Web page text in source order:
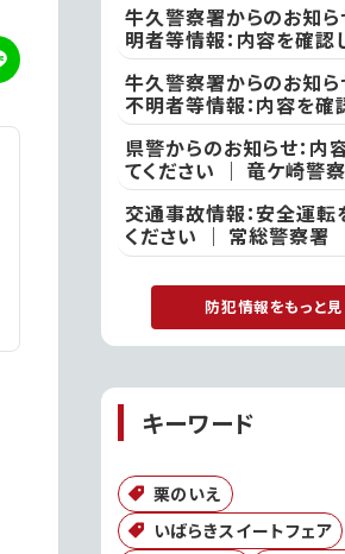
牛久警察署からのお知
明者等情報：内容を確認
い ｜ 牛久警察署
牛久警察署からのお知
不明者等情報：内容を確
さい ｜ 牛久警察署
県警からのお知らせ：内
てください ｜ 竜ケ崎警
交通事故情報：安全運転
ください ｜ 常総警察署
防犯情報をもっと
キーワード
栗のいえ
いばらきスイートフェア